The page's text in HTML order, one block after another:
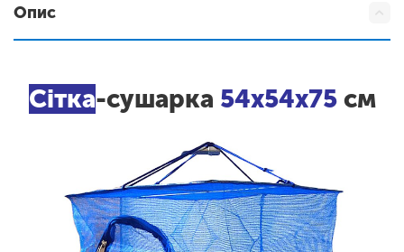
Опис
Сітка-сушарка 54х54х75см